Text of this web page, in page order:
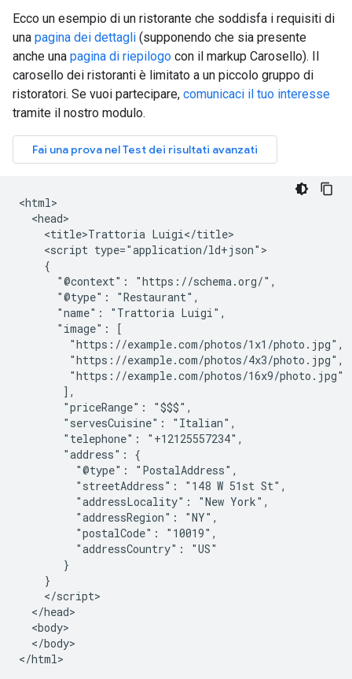
Ecco un esempio di un ristorante che soddisfa i requisiti di
una pagina dei dettagli (supponendo che sia presente
anche una pagina di riepilogo con il markup Carosello). Il
carosello dei ristoranti è limitato a un piccolo gruppo di
ristoratori. Se vuoi partecipare, comunicaci il tuo interesse
tramite il nostro modulo.
<html>
  <head>
    <title>Trattoria Luigi</title>
    <script type="application/ld+json">
    {
      "@context": "https://schema.org/",
      "@type": "Restaurant",
      "name": "Trattoria Luigi",
      "image": [
        "https://example.com/photos/1x1/photo.jpg",
        "https://example.com/photos/4x3/photo.jpg",
        "https://example.com/photos/16x9/photo.jpg"
       ],
       "priceRange": "$$$",
       "servesCuisine": "Italian",
       "telephone": "+12125557234",
       "address": {
         "@type": "PostalAddress",
         "streetAddress": "148 W 51st St",
         "addressLocality": "New York",
         "addressRegion": "NY",
         "postalCode": "10019",
         "addressCountry": "US"
       }
    }
    </script>
  </head>
  <body>
  </body>
</html>